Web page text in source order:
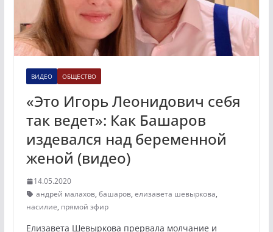
ВИДЕО ОБЩЕСТВО
«Это Игорь Леонидович себя
так ведет»: Как Башаров
издевался над беременной
женой (видео)
14.05.2020
андрей малахов, башаров, елизавета шевыркова,
насилие, прямой эфир
Елизавета Шевыркова прервала молчание и